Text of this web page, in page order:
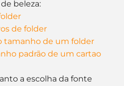
beleza:
de folder
tamanho de um folder
padrão de um cartao
a escolha da fonte